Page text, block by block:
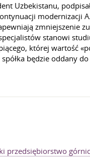
Uzbekistanu,
modernizacji
zmniejszenie
stanowi
której wartość
będzie oddany
przedsiębiorstwo